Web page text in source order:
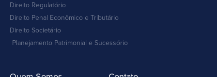
Direito Regulatório
Direito Penal Econômico e Tributário
Direito Societário
Planejamento Patrimonial e Sucessório